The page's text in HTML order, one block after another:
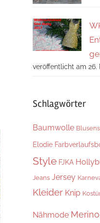
veröffentlicht am 26.
Schlagwörter
Baumwolle
Elodie
Style FJKA
Jeans Jersey
Kleider Knip
Nähmode Merino